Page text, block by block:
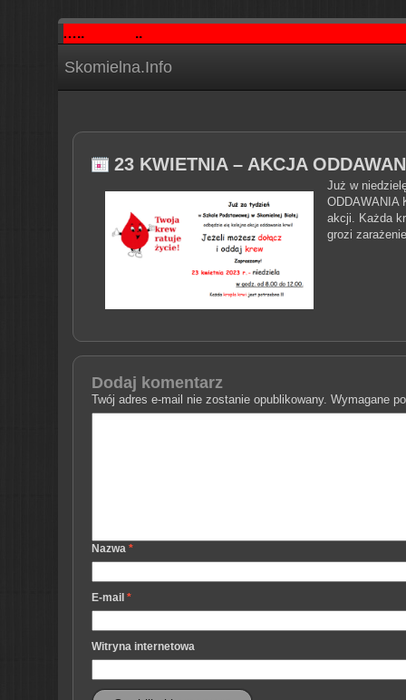
Skomielna.Info
23 KWIETNIA – AKCJA
Już w
ODDAWANIA
akcji. Każda
grozi
Dodaj komentarz
Twój adres e-mail nie zostanie opublikowany. Wymagane
Nazwa *
E-mail *
Witryna internetowa